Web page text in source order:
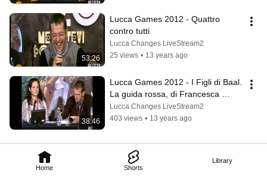
Home Shorts
Library
53:26
Lucca Games 2012 - Quattro
contro tutti
Lucca Changes LiveStream2
25 views • 13 years ago
38:46
Lucca Games 2012 - I Figli di Baal.
La guida rossa, di Francesca
Costantino
Lucca Changes LiveStream2
403 views • 13 years ago